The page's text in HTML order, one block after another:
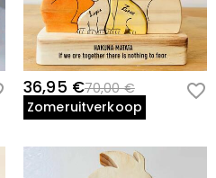
36,95 €70,00 €
Zomeruitverkoop